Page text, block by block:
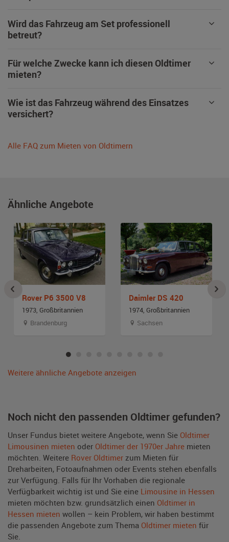
Wird das Fahrzeug am Set professionell
betreut?
Für welche Zwecke kann ich diesen Oldtimer
mieten?
Wie ist das Fahrzeug während des Einsatzes
versichert?
Alle FAQ zum Mieten von Oldtimern
Ähnliche Angebote
Rover P6 3500 V8
1973, Großbritannien
Brandenburg
Daimler DS 420
1974, Großbritannien
Sachsen
Weitere ähnliche Angebote anzeigen
Noch nicht den passenden Oldtimer gefunden?
Unser Fundus bietet weitere Angebote, wenn Sie Oldtimer
Limousinen mieten oder Oldtimer der 1970er Jahre mieten
möchten. Weitere Rover Oldtimer zum Mieten für
Dreharbeiten, Fotoaufnahmen oder Events stehen ebenfalls
zur Verfügung. Falls für Ihr Vorhaben die regionale
Verfügbarkeit wichtig ist und Sie eine Limousine in Hessen
mieten möchten bzw. grundsätzlich einen Oldtimer in
Hessen mieten wollen – kein Problem, wir haben bestimmt
die passenden Angebote zum Thema Oldtimer mieten für
Sie.